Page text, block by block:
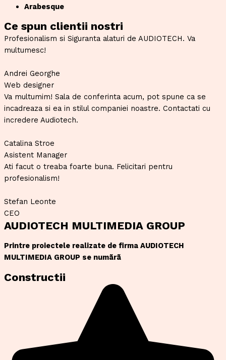
Arabesque
Ce spun clientii nostri
Profesionalism si Siguranta alaturi de AUDIOTECH. Va
multumesc!
Andrei Georghe
Web designer
Va multumim! Sala de conferinta acum, pot spune ca se
incadreaza si ea in stilul companiei noastre. Contactati cu
incredere Audiotech.
Catalina Stroe
Asistent Manager
Ati facut o treaba foarte buna. Felicitari pentru
profesionalism!
Stefan Leonte
CEO
AUDIOTECH MULTIMEDIA GROUP
Printre proiectele realizate de firma AUDIOTECH
MULTIMEDIA GROUP se numãrã
Constructii